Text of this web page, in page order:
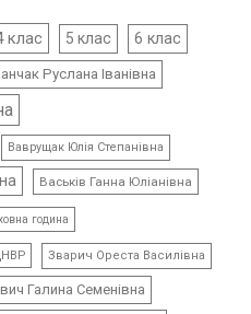
клас 5 клас 6 клас
Руслана Іванівна
Ваврущак Юлія Степанівна
Васьків Ганна Юліанівна
година
Зварич Ореста Василівна
Галина Семенівна